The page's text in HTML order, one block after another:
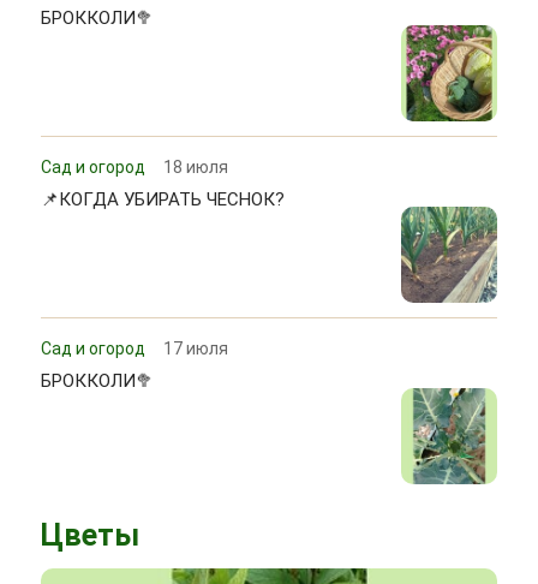
БРОККОЛИ🥦
Сад и огород 18 июля
📌КОГДА УБИРАТЬ ЧЕСНОК?
Сад и огород 17 июля
БРОККОЛИ🥦
Цветы